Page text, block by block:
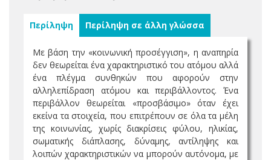
Περίληψη Περίληψη σε άλλη γλώσσα
Με βάση την «κοινωνική προσέγγιση», η αναπηρία
δεν θεωρείται ένα χαρακτηριστικό του ατόμου αλλά
ένα πλέγμα συνθηκών που αφορούν στην
αλληλεπίδραση ατόμου και περιβάλλοντος. Ένα
περιβάλλον θεωρείται «προσβάσιμο» όταν έχει
εκείνα τα στοιχεία, που επιτρέπουν σε όλα τα μέλη
της κοινωνίας, χωρίς διακρίσεις φύλου, ηλικίας,
σωματικής διάπλασης, δύναμης, αντίληψης και
λοιπών χαρακτηριστικών να μπορούν αυτόνομα, με